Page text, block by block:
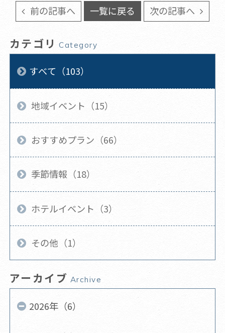
前の記事へ 一覧に戻る 次の記事へ
カテゴリ Category
すべて（103）
地域イベント（15）
おすすめプラン（66）
季節情報（18）
ホテルイベント（3）
その他（1）
アーカイブ Archive
2026年（6）